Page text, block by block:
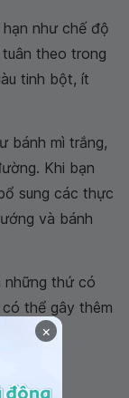
như chế độ
theo trong
tinh bột, ít
bánh mì trắng,
Khi bạn
sung các thực
và bánh
những thứ có
thể gây thêm
×